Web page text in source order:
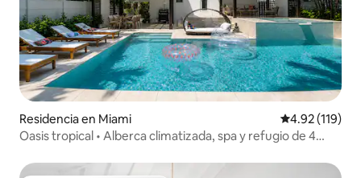
Residencia en Miami Calificación
4.92 (119)
Oasis tropical • Alberca climatizada, spa y refugio de 4